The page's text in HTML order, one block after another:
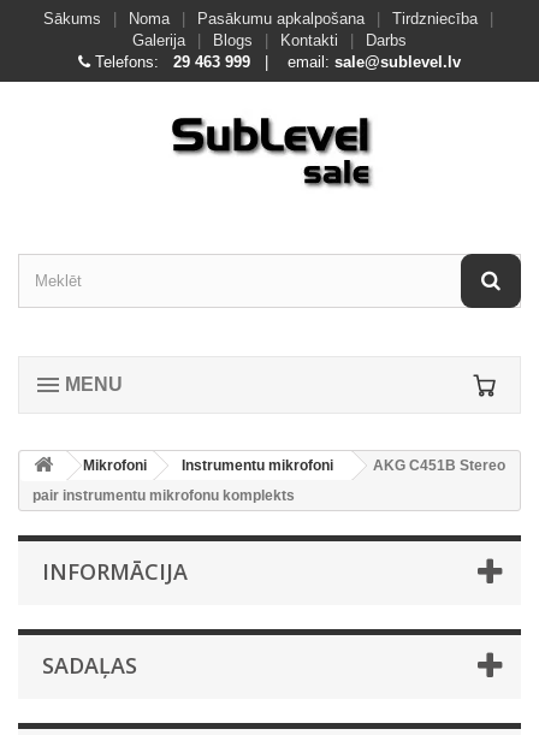
Sākums Noma Pasākumu apkalpošana Tirdzniecība
Galerija
Blogs Kontakti
Darbs
Telefons:
29 463 999 | email: sale@sublevel.lv
MENU
Mikrofoni Instrumentu mikrofoni
AKG C451B Stereo
pair instrumentu mikrofonu komplekts
INFORMĀCIJA
SADAĻAS